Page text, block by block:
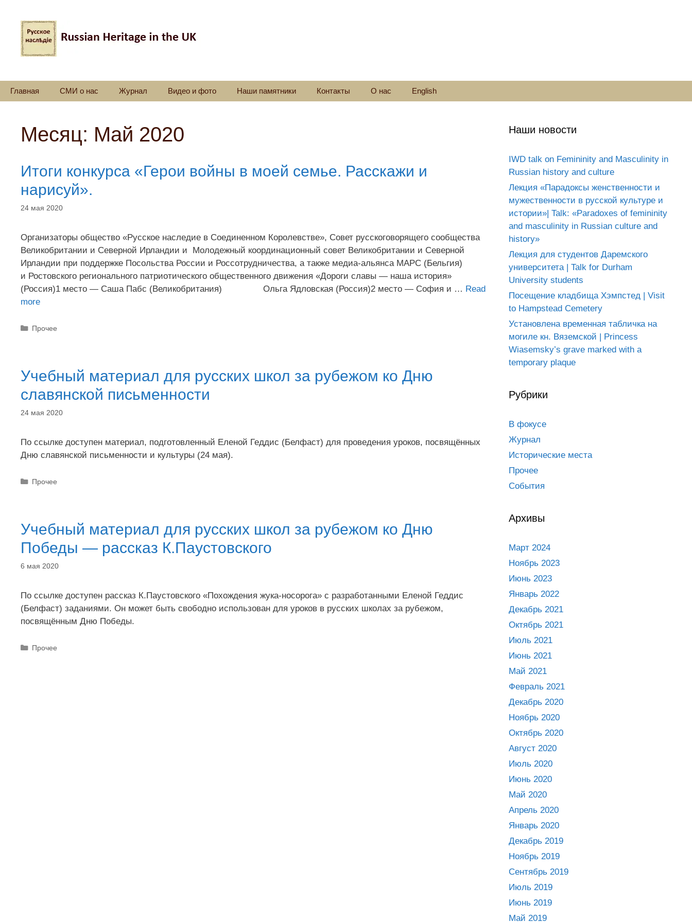
содержимому
Главная СМИ о нас Журнал Видео и фото Наши памятники Контакты О нас English
Месяц: Май 2020
Итоги конкурса «Герои войны в моей семье. Расскажи и
нарисуй».
24 мая 2020
Организаторы общество «Русское наследие в Соединенном Королевстве», Совет русскоговорящего сообщества
Великобритании и Северной Ирландии и Молодежный координационный совет Великобритании и Северной
Ирландии при поддержке Посольства России и Россотрудничества, а также медиа-альянса МАРС (Бельгия)
и Ростовского регионального патриотического общественного движения «Дороги славы — наша история»
(Россия)1 место — Саша Пабс (Великобритания) Ольга Ядловская (Россия)2 место — София и … Read
more
Рубрики
Прочее
Учебный материал для русских школ за рубежом ко Дню
славянской письменности
24 мая 2020
По ссылке доступен материал, подготовленный Еленой Геддис (Белфаст) для проведения уроков, посвящённых
Дню славянской письменности и культуры (24 мая).
Рубрики
Прочее
Учебный материал для русских школ за рубежом ко Дню
Победы — рассказ К.Паустовского
6 мая 2020
По ссылке доступен рассказ К.Паустовского «Похождения жука-носорога» с разработанными Еленой Геддис
(Белфаст) заданиями. Он может быть свободно использован для уроков в русских школах за рубежом,
посвящённым Дню Победы.
Рубрики
Прочее
Наши новости
IWD talk on Femininity and Masculinity in
Russian history and culture
Лекция «Парадоксы женственности и
мужественности в русской культуре и
истории»| Talk: «Paradoxes of femininity
and masculinity in Russian culture and
history»
Лекция для студентов Даремского
университета | Talk for Durham
University students
Посещение кладбища Хэмпстед | Visit
to Hampstead Cemetery
Установлена временная табличка на
могиле кн. Вяземской | Princess
Wiasemsky’s grave marked with a
temporary plaque
Рубрики
В фокусе
Журнал
Исторические места
Прочее
События
Архивы
Март 2024
Ноябрь 2023
Июнь 2023
Январь 2022
Декабрь 2021
Октябрь 2021
Июль 2021
Июнь 2021
Май 2021
Февраль 2021
Декабрь 2020
Ноябрь 2020
Октябрь 2020
Август 2020
Июль 2020
Июнь 2020
Май 2020
Апрель 2020
Январь 2020
Декабрь 2019
Ноябрь 2019
Сентябрь 2019
Июль 2019
Июнь 2019
Май 2019